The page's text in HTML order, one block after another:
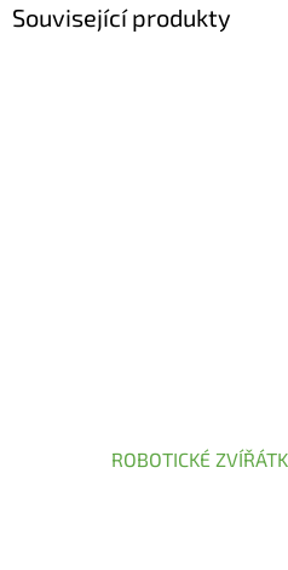
Související produkty
ROBOTICKÉ